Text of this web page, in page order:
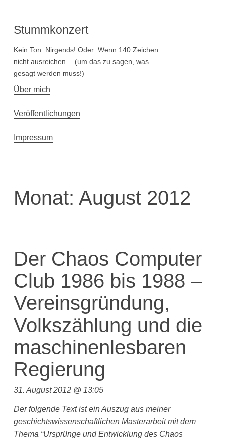
Stummkonzert
Kein Ton. Nirgends! Oder: Wenn 140 Zeichen
nicht ausreichen… (um das zu sagen, was
gesagt werden muss!)
Hauptnavigation
Über mich
Veröffentlichungen
Impressum
Monat: August 2012
Der Chaos Computer
Club 1986 bis 1988 –
Vereinsgründung,
Volkszählung und die
maschinenlesbaren
Regierung
31. August 2012 @ 13:05
Der folgende Text ist ein Auszug aus meiner
geschichtswissenschaftlichen Masterarbeit mit dem
Thema “Ursprünge und Entwicklung des Chaos